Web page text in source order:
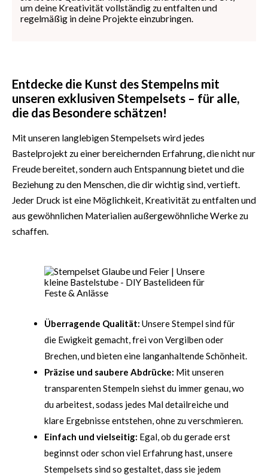
um deine Kreativität vollständig zu entfalten und
regelmäßig in deine Projekte einzubringen.
Entdecke die Kunst des Stempelns mit
unseren exklusiven Stempelsets – für alle,
die das Besondere schätzen!
Mit unseren langlebigen Stempelsets wird jedes
Bastelprojekt zu einer bereichernden Erfahrung, die nicht nur
Freude bereitet, sondern auch Entspannung bietet und die
Beziehung zu den Menschen, die dir wichtig sind, vertieft.
Jeder Druck ist eine Möglichkeit, Kreativität zu entfalten und
aus gewöhnlichen Materialien außergewöhnliche Werke zu
schaffen.
Überragende Qualität: Unsere Stempel sind für
die Ewigkeit gemacht, frei von Vergilben oder
Brechen, und bieten eine langanhaltende Schönheit.
Präzise und saubere Abdrücke: Mit unseren
transparenten Stempeln siehst du immer genau, wo
du arbeitest, sodass jedes Mal detailreiche und
klare Ergebnisse entstehen, ohne zu verschmieren.
Einfach und vielseitig: Egal, ob du gerade erst
beginnst oder schon viel Erfahrung hast, unsere
Stempelsets sind so gestaltet, dass sie jedem